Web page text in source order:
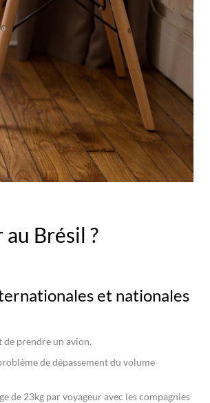
Brésil ?
et nationales
de prendre un avion.
de dépassement du volume
de 23kg par voyageur avec les compagnies